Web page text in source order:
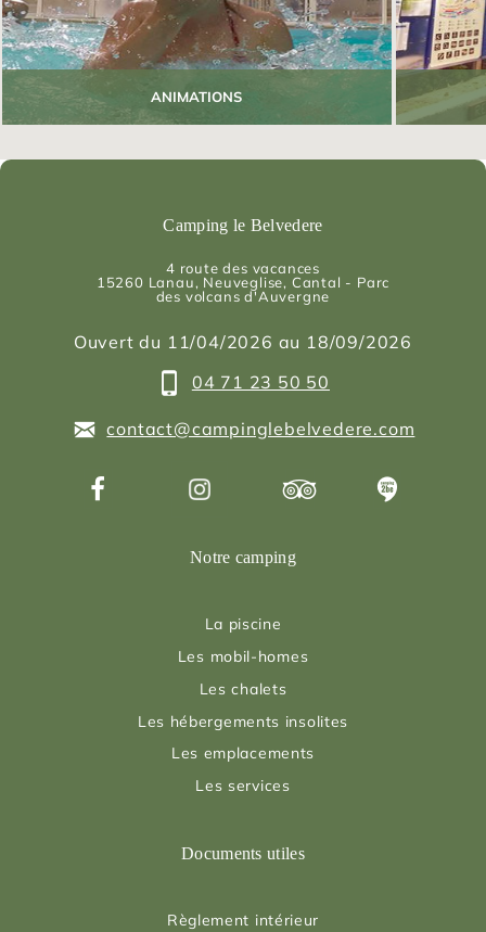
ANIMATIONS
Camping le Belvedere
4 route des vacances
15260 Lanau, Neuveglise, Cantal - Parc
des volcans d'Auvergne
Ouvert du 11/04/2026 au 18/09/2026
04 71 23 50 50
contact@campinglebelvedere.com
Notre camping
La piscine
Les mobil-homes
Les chalets
Les hébergements insolites
Les emplacements
Les services
Documents utiles
Règlement intérieur